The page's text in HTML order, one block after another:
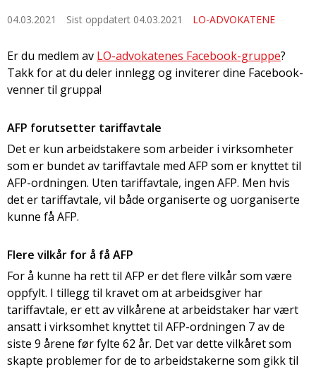
04.03.2021 Sist oppdatert 04.03.2021 LO-ADVOKATENE
Er du medlem av LO-advokatenes Facebook-gruppe?
Takk for at du deler innlegg og inviterer dine Facebook-
venner til gruppa!
AFP forutsetter tariffavtale
Det er kun arbeidstakere som arbeider i virksomheter
som er bundet av tariffavtale med AFP som er knyttet til
AFP-ordningen. Uten tariffavtale, ingen AFP. Men hvis
det er tariffavtale, vil både organiserte og uorganiserte
kunne få AFP.
Flere vilkår for å få AFP
For å kunne ha rett til AFP er det flere vilkår som være
oppfylt. I tillegg til kravet om at arbeidsgiver har
tariffavtale, er ett av vilkårene at arbeidstaker har vært
ansatt i virksomhet knyttet til AFP-ordningen 7 av de
siste 9 årene før fylte 62 år. Det var dette vilkåret som
skapte problemer for de to arbeidstakerne som gikk til